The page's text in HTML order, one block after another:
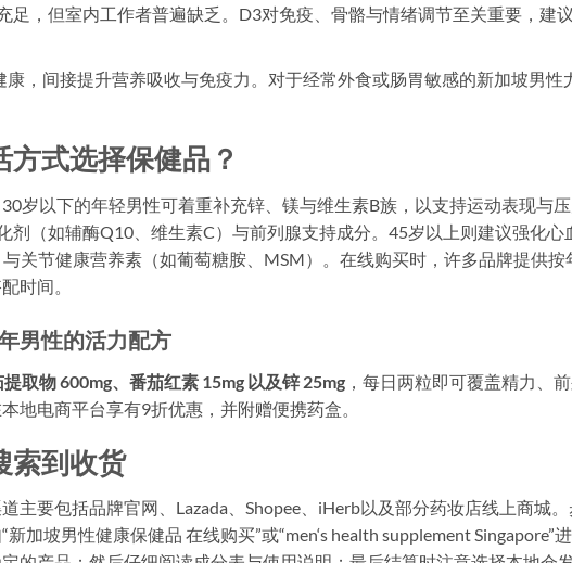
足，但室内工作者普遍缺乏。D3对免疫、骨骼与情绪调节至关重要，建
康，间接提升营养吸收与免疫力。对于经常外食或肠胃敏感的新加坡男性
式选择保健品？
岁以下的年轻男性可着重补充锌、镁与维生素B族，以支持运动表现与
剂（如辅酶Q10、维生素C）与前列腺支持成分。45岁以上则建议强化心
关节健康营养素（如葡萄糖胺、MSM）。在线购买时，许多品牌提供按
时间。
男性的活力配方
取物 600mg、番茄红素 15mg 以及锌 25mg ，每日两粒即可覆盖精力、
地电商平台享有9折优惠，并附赠便携药盒。
索到收货
主要包括品牌官网、Lazada、Shopee、iHerb以及部分药妆店线上商城
加坡男性健康保健品 在线购买”或“men‘s health supplement Singapore”